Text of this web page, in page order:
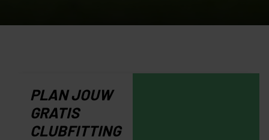
PLAN JOUW
GRATIS
CLUBFITTING